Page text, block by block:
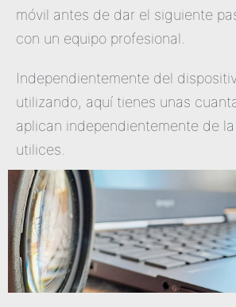
móvil antes de dar el siguiente
con un equipo profesional.
Independientemente del
utilizando, aquí tienes unas
aplican independientemente de
utilices.